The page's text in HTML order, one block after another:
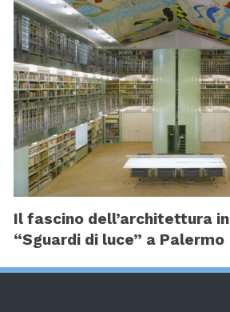
Il fascino dell’architettura
“Sguardi di luce” a Palermo